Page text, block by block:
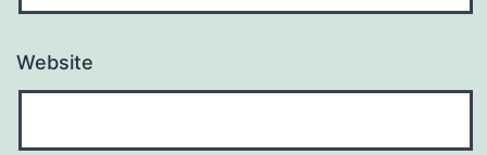
Website